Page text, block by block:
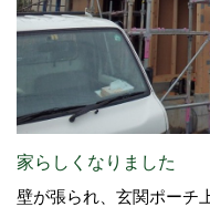
家らしくなりました
壁が張られ、玄関ポーチ